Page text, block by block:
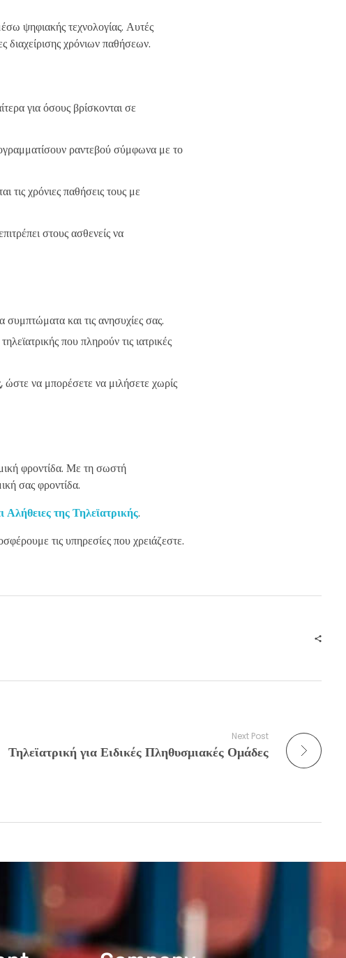
ψηφιακής τεχνολογίας. Αυτές
διαχείρισης χρόνιων παθήσεων.
για όσους βρίσκονται σε
ραντεβού σύμφωνα με το
τις χρόνιες παθήσεις τους με
στους ασθενείς να
και τις ανησυχίες σας.
που πληρούν τις ιατρικές
ώστε να μπορέσετε να μιλήσετε χωρίς
φροντίδα. Με τη σωστή
σας φροντίδα.
της Τηλεϊατρικής.
τις υπηρεσίες που χρειάζεστε.
Next Post
Τηλεϊατρική για Ειδικές Πληθυσμιακές Ομάδες